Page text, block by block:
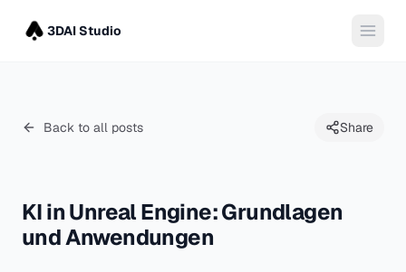
3DAI Studio
Back to all posts Share
KI in Unreal Engine: Grundlagen
und Anwendungen